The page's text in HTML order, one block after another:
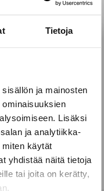
Tietoja
ja mainosten
Lisäksi
ja analytiikka-
käytät
yhdistää näitä tietoja
tai joita on kerätty,